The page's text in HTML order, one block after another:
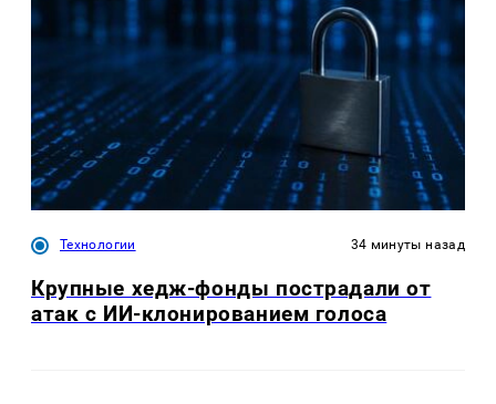
Технологии 34 минуты назад
Крупные хедж-фонды пострадали от
атак с ИИ-клонированием голоса